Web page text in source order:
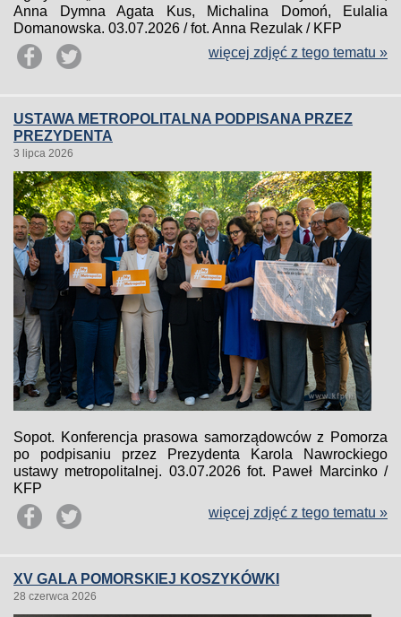
Anna Dymna Agata Kus, Michalina Domoń, Eulalia
Domanowska. 03.07.2026 / fot. Anna Rezulak / KFP
więcej zdjęć z tego tematu »
USTAWA METROPOLITALNA PODPISANA PRZEZ
PREZYDENTA
3 lipca 2026
Sopot. Konferencja prasowa samorządowców z Pomorza
po podpisaniu przez Prezydenta Karola Nawrockiego
ustawy metropolitalnej. 03.07.2026 fot. Paweł Marcinko /
KFP
więcej zdjęć z tego tematu »
XV GALA POMORSKIEJ KOSZYKÓWKI
28 czerwca 2026